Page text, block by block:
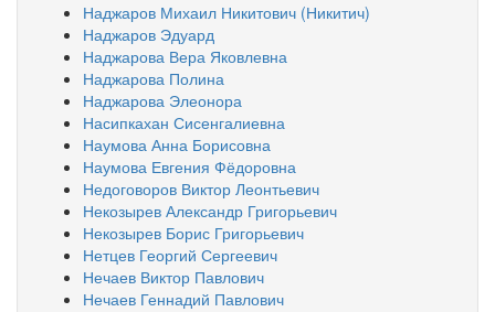
Наджаров Михаил Никитович (Никитич)
Наджаров Эдуард
Наджарова Вера Яковлевна
Наджарова Полина
Наджарова Элеонора
Насипкахан Сисенгалиевна
Наумова Анна Борисовна
Наумова Евгения Фёдоровна
Недоговоров Виктор Леонтьевич
Некозырев Александр Григорьевич
Некозырев Борис Григорьевич
Нетцев Георгий Сергеевич
Нечаев Виктор Павлович
Нечаев Геннадий Павлович